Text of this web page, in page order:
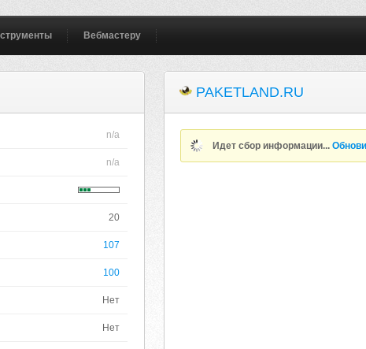
Вебмастеру
n/a
n/a
20
107
100
Нет
Нет
PAKETLAND.RU
Идет сбор информации...